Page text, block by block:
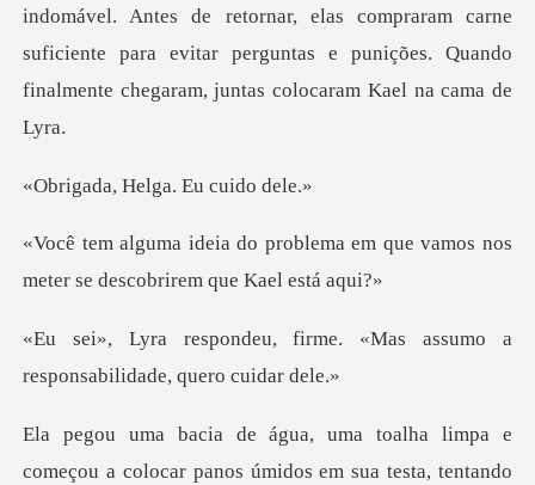
indomável. Antes de retornar, elas compraram carne
sufic
Helga. Eu c
ema em que vamos nos
meter se d
rme. «Mas assumo a
responsab
eçou a colocar panos úmidos em sua testa, tentando